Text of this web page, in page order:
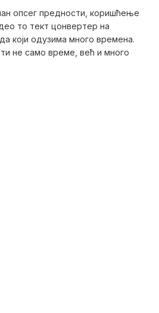
опсег предности, коришћење
то тект цонвертер на
који одузима много времена.
не само време, већ и много